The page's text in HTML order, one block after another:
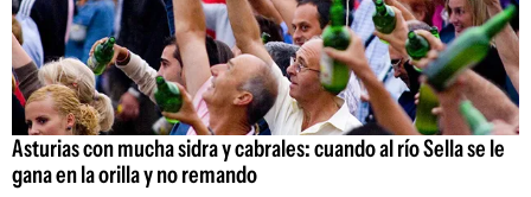
Asturias con mucha sidra y cabrales: cuando al río Sella se le
gana en la orilla y no remando